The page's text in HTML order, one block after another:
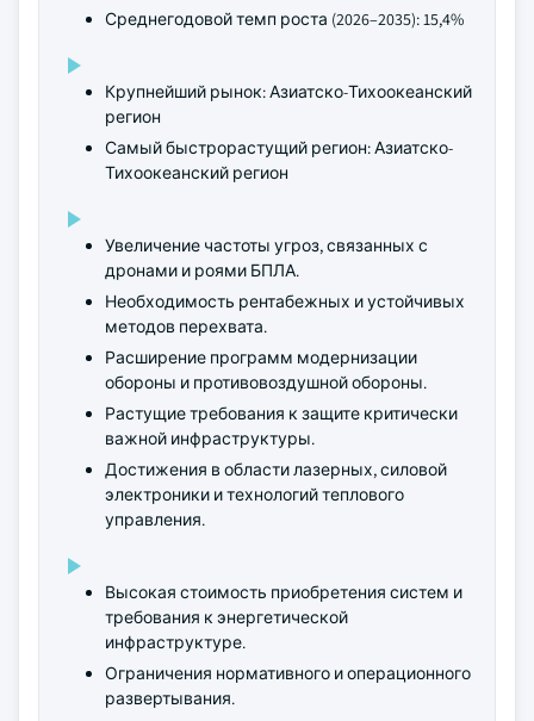
Среднегодовой темп роста (2026–2035): 15,4%
Крупнейший рынок: Азиатско-Тихоокеанский
регион
Самый быстрорастущий регион: Азиатско-
Тихоокеанский регион
Увеличение частоты угроз, связанных с
дронами и роями БПЛА.
Необходимость рентабежных и устойчивых
методов перехвата.
Расширение программ модернизации
обороны и противовоздушной обороны.
Растущие требования к защите критически
важной инфраструктуры.
Достижения в области лазерных, силовой
электроники и технологий теплового
управления.
Высокая стоимость приобретения систем и
требования к энергетической
инфраструктуре.
Ограничения нормативного и операционного
развертывания.